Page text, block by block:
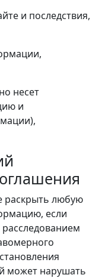
и последствия,
несет
и
раскрыть любую
если
может нарушать